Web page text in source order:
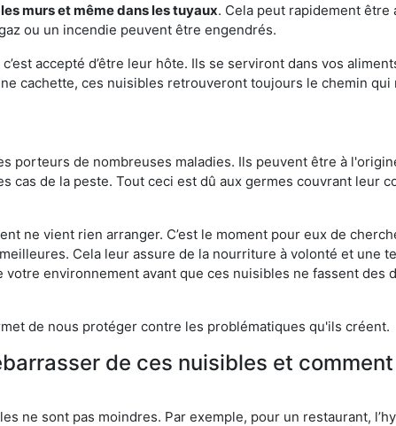
murs et même dans les tuyaux. Cela peut rapidement
ou un incendie peuvent être engendrés.
accepté d’être leur hôte. Ils se serviront dans vos
cachette, ces nuisibles retrouveront toujours le chemin qui
porteurs de nombreuses maladies. Ils peuvent être à
cas de la peste. Tout ceci est dû aux germes couvrant leur
ne vient rien arranger. C’est le moment pour eux de
Cela leur assure de la nourriture à volonté et une
environnement avant que ces nuisibles ne fassent des
de nous protéger contre les problématiques qu'ils créent.
de ces nuisibles et
ne sont pas moindres. Par exemple, pour un restaurant,